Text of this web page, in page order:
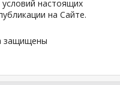
настоящих
на Сайте.
защищены